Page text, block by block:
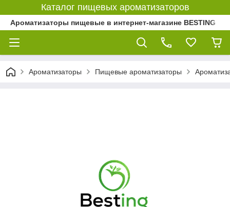
Каталог пищевых ароматизаторов
Ароматизаторы пищевые в интернет-магазине BESTING
Ароматизаторы Пищевые ароматизаторы